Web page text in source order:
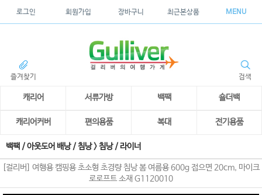
로그인 회원가입 장바구니 최근본상품 MENU
즐겨찾기 검색
캐리어 서류가방 백팩 숄더백
캐리어커버 편의용품 복대 전기용품
백팩 / 아웃도어 배낭 / 침낭>침낭 / 라이너
[걸리버] 여행용 캠핑용 초소형 초경량 침낭 봄 여름용 600g 접으면 20cm, 마이크
로로프트 소재 G1120010